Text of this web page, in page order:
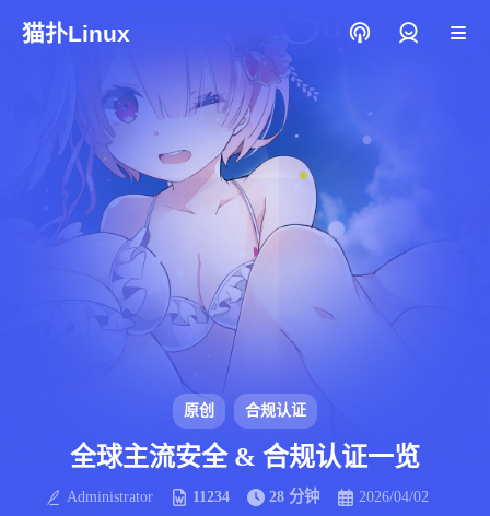
猫扑Linux
原创 合规认证
全球主流安全 & 合规认证一览
Administrator 11234 28 分钟
2026/04/02